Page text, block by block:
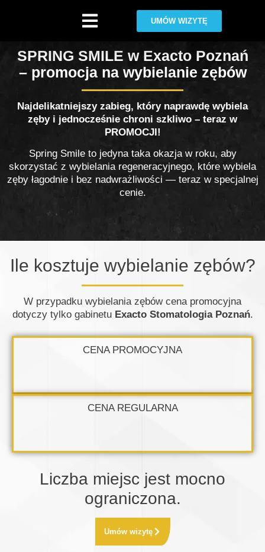
UMÓW WIZYTĘ
Wybielanie zębów
Poznań
SPRING SMILE w Exacto Poznań
– promocja na wybielanie zębów
Najdelikatniejszy zabieg, który naprawdę wybiela
zęby i jednocześnie chroni szkliwo – teraz w
PROMOCJI!
Spring Smile to jedyna taka okazja w roku, aby
skorzystać z wybielania regeneracyjnego, które wybiela
zęby łagodnie i bez nadwrażliwości — teraz w specjalnej
cenie.
Ile kosztuje wybielanie zębów?
W przypadku wybielania zębów cena promocyjna
dotyczy tylko gabinetu Exacto Stomatologia Poznań.
CENA PROMOCYJNA
CENA REGULARNA
Liczba miejsc jest mocno
ograniczona.
Umów wizytę